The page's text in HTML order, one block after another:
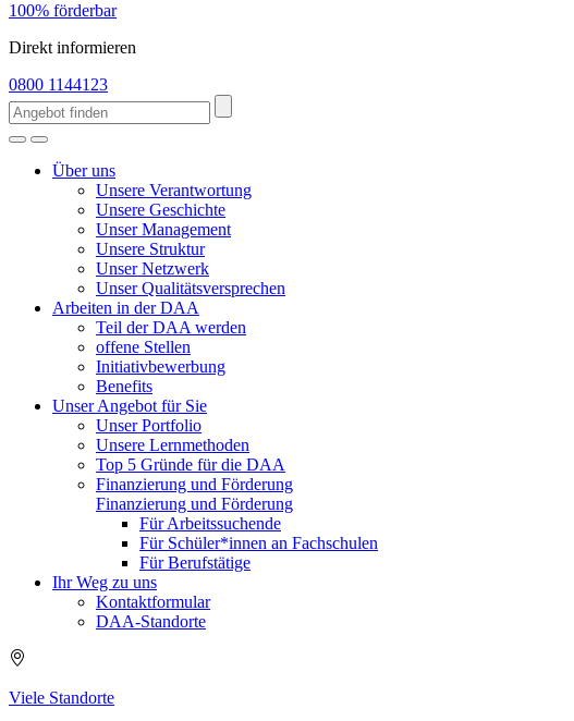
100% förderbar
Direkt informieren
0800 1144123
Über uns
Unsere Verantwortung
Unsere Geschichte
Unser Management
Unsere Struktur
Unser Netzwerk
Unser Qualitätsversprechen
Arbeiten in der DAA
Teil der DAA werden
offene Stellen
Initiativbewerbung
Benefits
Unser Angebot für Sie
Unser Portfolio
Unsere Lernmethoden
Top 5 Gründe für die DAA
Finanzierung und Förderung
Finanzierung und Förderung
Für Arbeitssuchende
Für Schüler*innen an Fachschulen
Für Berufstätige
Ihr Weg zu uns
Kontaktformular
DAA-Standorte
Viele Standorte